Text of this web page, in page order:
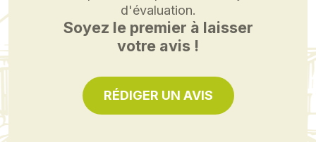
d'évaluation.
Soyez le premier à laisser
votre avis !
RÉDIGER UN AVIS